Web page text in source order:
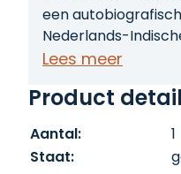
een
Nederlands-
waarin zij haar
verbondenheid met
'terugkeer-
zich door het
Lees meer
Product
Aantal:
1
Staat: